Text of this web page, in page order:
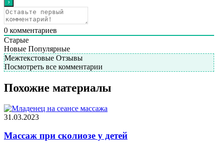
0 комментариев
Старые
Новые Популярные
Межтекстовые Отзывы
Посмотреть все комментарии
Похожие материалы
31.03.2023
Массаж при сколиозе у детей